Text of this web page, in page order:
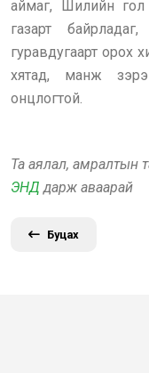
аймаг, Шилийн гол
газарт
гуравдугаарт орох
хятад, манж
онцлогтой.
Та аялал, амралтын
ЭНД дарж аваарай
Буцах